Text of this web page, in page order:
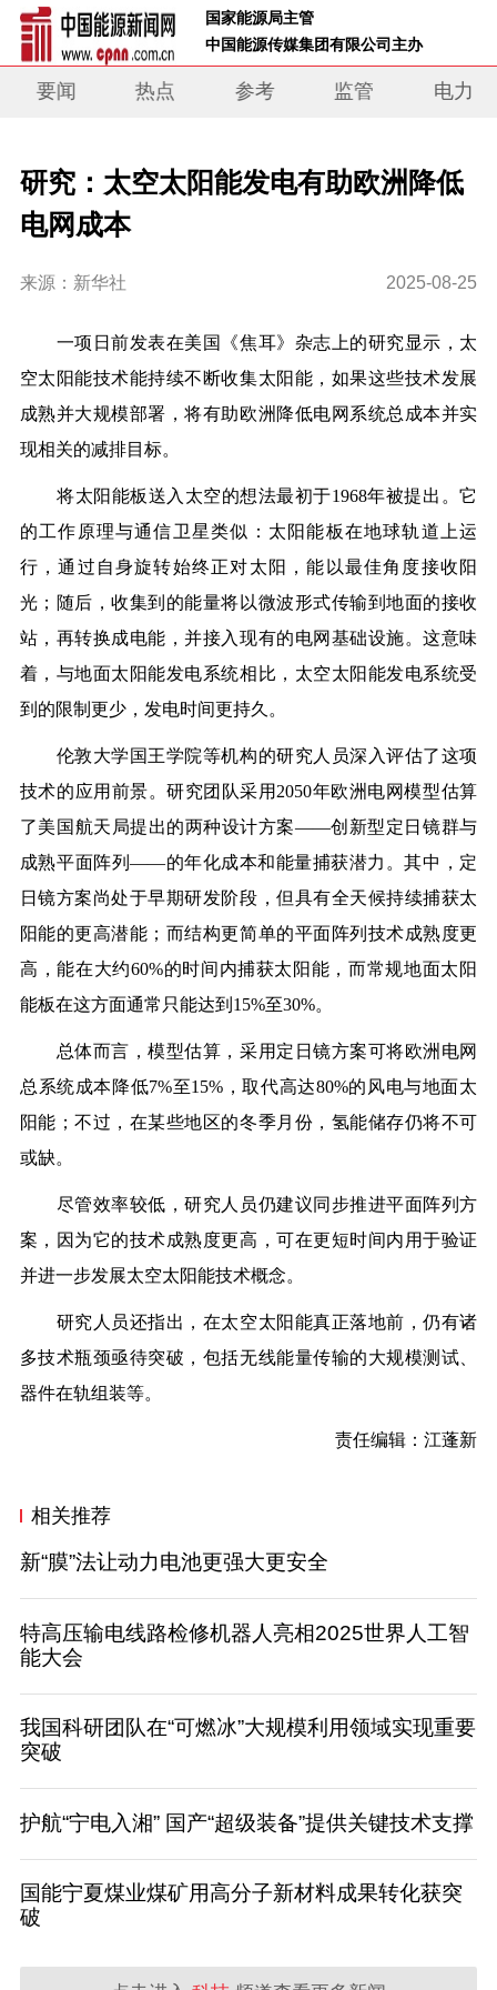
国家能源局主管
中国能源传媒集团有限公司主办
要闻 热点 参考 监管 电力
研究：太空太阳能发电有助欧洲降低
电网成本
来源：新华社 2025-08-25
一项日前发表在美国《焦耳》杂志上的研究显示，太
空太阳能技术能持续不断收集太阳能，如果这些技术发展
成熟并大规模部署，将有助欧洲降低电网系统总成本并实
现相关的减排目标。
将太阳能板送入太空的想法最初于1968年被提出。它
的工作原理与通信卫星类似：太阳能板在地球轨道上运
行，通过自身旋转始终正对太阳，能以最佳角度接收阳
光；随后，收集到的能量将以微波形式传输到地面的接收
站，再转换成电能，并接入现有的电网基础设施。这意味
着，与地面太阳能发电系统相比，太空太阳能发电系统受
到的限制更少，发电时间更持久。
伦敦大学国王学院等机构的研究人员深入评估了这项
技术的应用前景。研究团队采用2050年欧洲电网模型估算
了美国航天局提出的两种设计方案——创新型定日镜群与
成熟平面阵列——的年化成本和能量捕获潜力。其中，定
日镜方案尚处于早期研发阶段，但具有全天候持续捕获太
阳能的更高潜能；而结构更简单的平面阵列技术成熟度更
高，能在大约60%的时间内捕获太阳能，而常规地面太阳
能板在这方面通常只能达到15%至30%。
总体而言，模型估算，采用定日镜方案可将欧洲电网
总系统成本降低7%至15%，取代高达80%的风电与地面太
阳能；不过，在某些地区的冬季月份，氢能储存仍将不可
或缺。
尽管效率较低，研究人员仍建议同步推进平面阵列方
案，因为它的技术成熟度更高，可在更短时间内用于验证
并进一步发展太空太阳能技术概念。
研究人员还指出，在太空太阳能真正落地前，仍有诸
多技术瓶颈亟待突破，包括无线能量传输的大规模测试、
器件在轨组装等。
责任编辑：江蓬新
相关推荐
新“膜”法让动力电池更强大更安全
特高压输电线路检修机器人亮相2025世界人工智
能大会
我国科研团队在“可燃冰”大规模利用领域实现重要
突破
护航“宁电入湘” 国产“超级装备”提供关键技术支撑
国能宁夏煤业煤矿用高分子新材料成果转化获突
破